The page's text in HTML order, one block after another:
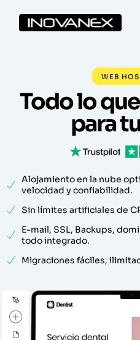
WEB
Todo lo
para
Alojamiento en la nube
velocidad y confiabilidad.
Sin límites artificiales de
E-mail, SSL, Backups,
todo integrado.
Migraciones fáciles,